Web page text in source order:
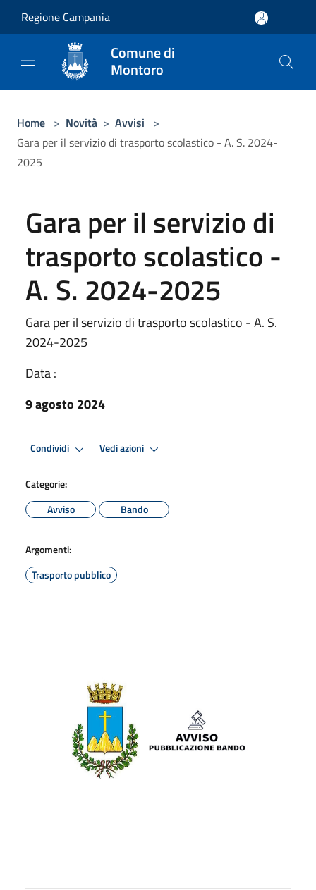
Regione Campania
Comune di
Montoro
Home > Novità > Avvisi >
Gara per il servizio di trasporto scolastico - A. S. 2024-
2025
Gara per il servizio di
trasporto scolastico -
A. S. 2024-2025
Gara per il servizio di trasporto scolastico - A. S.
2024-2025
Data :
9 agosto 2024
Condividi Vedi azioni
Categorie:
Avviso
Bando
Argomenti:
Trasporto pubblico